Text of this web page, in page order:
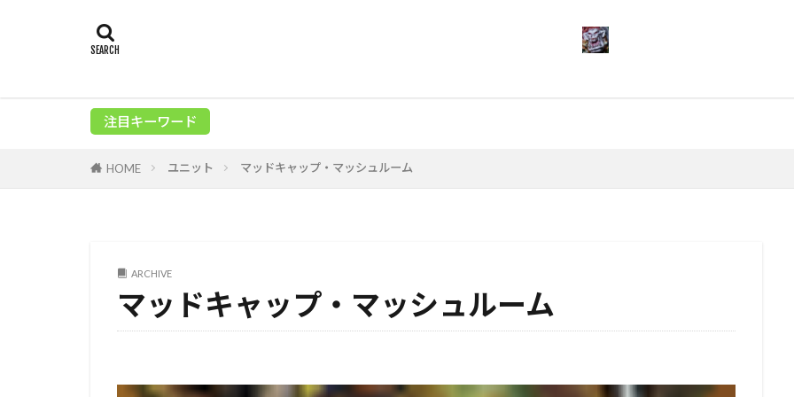
注目キーワード
HOME ユニット マッドキャップ・マッシュルーム
ARCHIVE
マッドキャップ・マッシュルーム